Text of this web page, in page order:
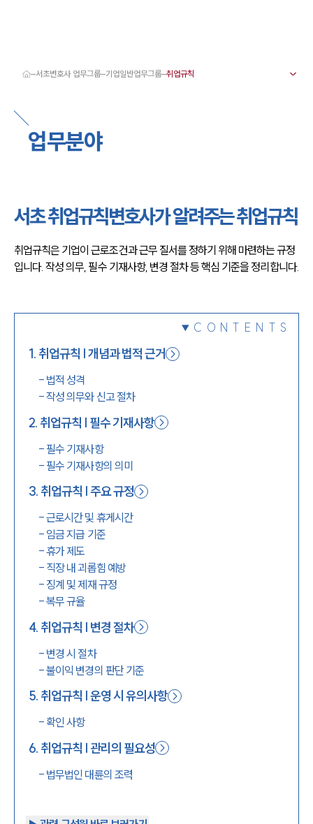
서울·서초변호사
서초형사전문변호사
서초이혼전문변호사
서초학교폭력변호사
서초변호사 주요 업무사례
서초 분사무소 오시는 길
채용정보
서초변호사 업무그룹 기업일반업무그룹
업무분야
서초 취업규칙변호사가 알려주는 취업규칙
취업규칙은 기업이 근로조건과 근무 질서를 정하기 위해 마련하는 규정
입니다. 작성 의무, 필수 기재사항, 변경 절차 등 핵심 기준을 정리합니다.
CONTENTS
1.취업규칙 | 개념과 법적 근거
- 법적 성격
-작성 의무와 신고 절차
2.취업규칙 | 필수 기재사항
- 필수 기재사항
- 필수 기재사항의 의미
3.취업규칙 | 주요 규정
-근로시간 및 휴게시간
- 임금 지급 기준
-휴가 제도
- 직장 내 괴롭힘 예방
- 징계 및 제재 규정
-복무 규율
4.취업규칙 | 변경 절차
- 변경 시 절차
-불이익 변경의 판단 기준
5.취업규칙 | 운영 시 유의사항
- 확인 사항
6.취업규칙 | 관리의 필요성
- 법무법인 대륜의 조력